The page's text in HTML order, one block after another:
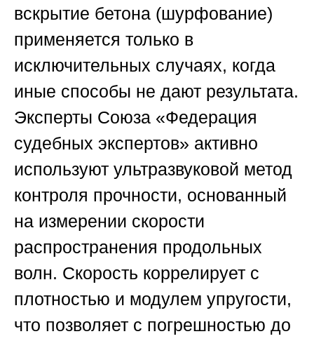
вскрытие бетона (шурфование)
применяется только в
исключительных случаях, когда
иные способы не дают результата.
Эксперты Союза «Федерация
судебных экспертов» активно
используют ультразвуковой метод
контроля прочности, основанный
на измерении скорости
распространения продольных
волн. Скорость коррелирует с
плотностью и модулем упругости,
что позволяет с погрешностью до